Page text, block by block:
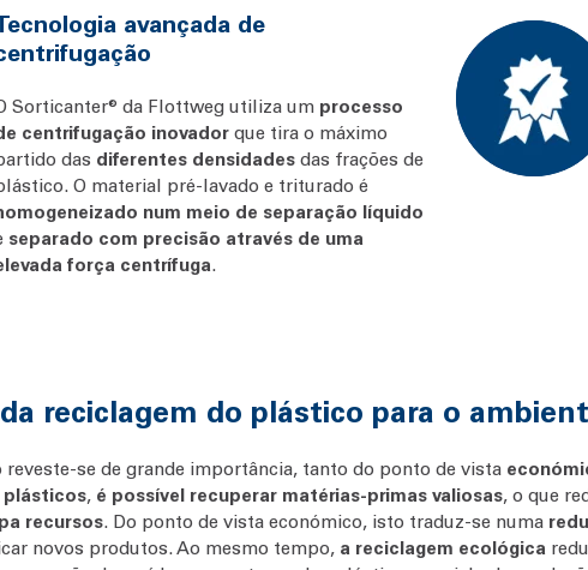
avançada de
Sorticanter® da Flottweg utiliza um processo
centrifugação inovador que tira o máximo
das diferentes densidades das frações de
O material pré-lavado e triturado é
num meio de separação líquido
separado com precisão através de uma
força centrífuga.
reciclagem do plástico para o
se de grande importância, tanto do ponto de vista
plásticos, é possível recuperar matérias-primas valiosas, o que
recursos. Do ponto de vista económico, isto traduz-se numa
novos produtos. Ao mesmo tempo, a reciclagem ecológica